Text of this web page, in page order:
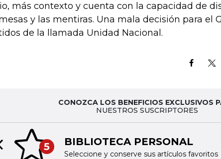
más contexto y cuenta con la capacidad de
y las mentiras. Una mala decisión para el
de la llamada Unidad Nacional.
CONOZCA LOS BENEFICIOS EXCLUSIVOS
NUESTROS SUSCRIPTORES
5 BIBLIOTECA PERSONAL
Seleccione y conserve sus artículos favoritos
slide